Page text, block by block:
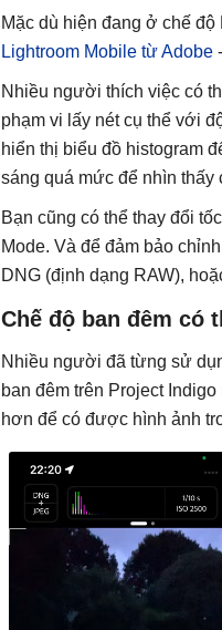
Mặc dù hiện đang ở chế
Lightroom Mobile từ Adobe
Nhiều người thích việc có
phạm vi lấy nét cụ thể với
hiển thị biểu đồ histogram
sáng quá mức để nhìn thấy
Bạn cũng có thể thay đổi
Mode. Và để đảm bảo
DNG (định dạng RAW),
Chế độ ban đêm có
Nhiều người đã từng sử
ban đêm trên Project
hơn để có được hình ảnh